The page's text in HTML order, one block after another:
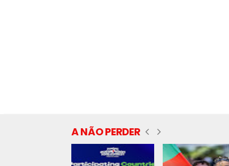
A NÃO PERDER